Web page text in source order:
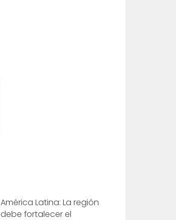
América Latina: La región
debe fortalecer el